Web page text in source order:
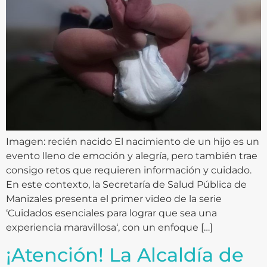
Imagen: recién nacido El nacimiento de un hijo es un
evento lleno de emoción y alegría, pero también trae
consigo retos que requieren información y cuidado.
En este contexto, la Secretaría de Salud Pública de
Manizales presenta el primer video de la serie
‘Cuidados esenciales para lograr que sea una
experiencia maravillosa‘, con un enfoque […]
¡Atención! La Alcaldía de